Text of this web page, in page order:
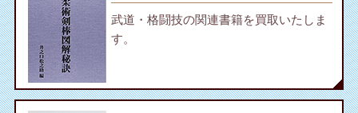
武道・格闘技の関連書籍を買取いたしま
す。